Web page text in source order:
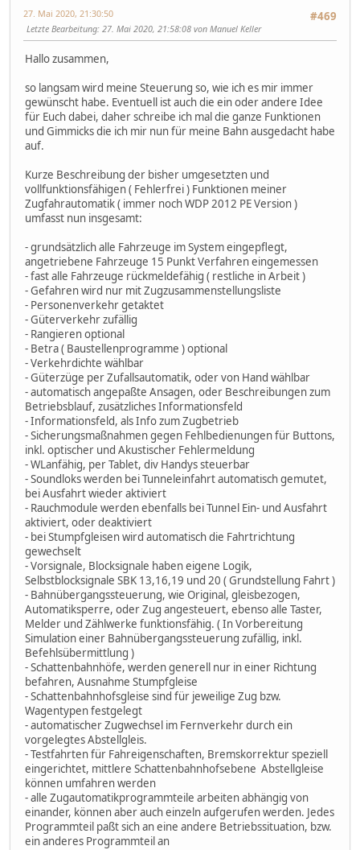
#469
27. Mai 2020, 21:30:50
Letzte Bearbeitung: 27. Mai 2020, 21:58:08 von Manuel Keller
Hallo zusammen,
so langsam wird meine Steuerung so, wie ich es mir immer
gewünscht habe. Eventuell ist auch die ein oder andere Idee
für Euch dabei, daher schreibe ich mal die ganze Funktionen
und Gimmicks die ich mir nun für meine Bahn ausgedacht habe
auf.
Kurze Beschreibung der bisher umgesetzten und
vollfunktionsfähigen ( Fehlerfrei ) Funktionen meiner
Zugfahrautomatik ( immer noch WDP 2012 PE Version )
umfasst nun insgesamt:
- grundsätzlich alle Fahrzeuge im System eingepflegt,
angetriebene Fahrzeuge 15 Punkt Verfahren eingemessen
- fast alle Fahrzeuge rückmeldefähig ( restliche in Arbeit )
- Gefahren wird nur mit Zugzusammenstellungsliste
- Personenverkehr getaktet
- Güterverkehr zufällig
- Rangieren optional
- Betra ( Baustellenprogramme ) optional
- Verkehrdichte wählbar
- Güterzüge per Zufallsautomatik, oder von Hand wählbar
- automatisch angepaßte Ansagen, oder Beschreibungen zum
Betriebsblauf, zusätzliches Informationsfeld
- Informationsfeld, als Info zum Zugbetrieb
- Sicherungsmaßnahmen gegen Fehlbedienungen für Buttons,
inkl. optischer und Akustischer Fehlermeldung
- WLanfähig, per Tablet, div Handys steuerbar
- Soundloks werden bei Tunneleinfahrt automatisch gemutet,
bei Ausfahrt wieder aktiviert
- Rauchmodule werden ebenfalls bei Tunnel Ein- und Ausfahrt
aktiviert, oder deaktiviert
- bei Stumpfgleisen wird automatisch die Fahrtrichtung
gewechselt
- Vorsignale, Blocksignale haben eigene Logik,
Selbstblocksignale SBK 13,16,19 und 20 ( Grundstellung Fahrt )
- Bahnübergangssteuerung, wie Original, gleisbezogen,
Automatiksperre, oder Zug angesteuert, ebenso alle Taster,
Melder und Zählwerke funktionsfähig. ( In Vorbereitung
Simulation einer Bahnübergangssteuerung zufällig, inkl.
Befehlsübermittlung )
- Schattenbahnhöfe, werden generell nur in einer Richtung
befahren, Ausnahme Stumpfgleise
- Schattenbahnhofsgleise sind für jeweilige Zug bzw.
Wagentypen festgelegt
- automatischer Zugwechsel im Fernverkehr durch ein
vorgelegtes Abstellgleis.
- Testfahrten für Fahreigenschaften, Bremskorrektur speziell
eingerichtet, mittlere Schattenbahnhofsebene Abstellgleise
können umfahren werden
- alle Zugautomatikprogrammteile arbeiten abhängig von
einander, können aber auch einzeln aufgerufen werden. Jedes
Programmteil paßt sich an eine andere Betriebssituation, bzw.
ein anderes Programmteil an